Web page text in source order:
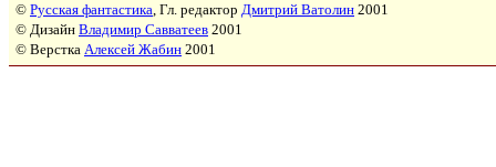
© Русская фантастика, Гл. редактор Дмитрий Ватолин 2001
© Дизайн Владимир Савватеев 2001
© Верстка Алексей Жабин 2001